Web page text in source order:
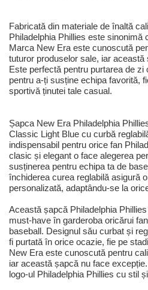
Fabricată din materiale de înaltă
Philadelphia Phillies este sinonimă
Marca New Era este cunoscută
tuturor produselor sale, iar
Este perfectă pentru purtarea de
pentru a-ți susține echipa favorită,
sportivă ținutei tale casual.
Șapca New Era Philadelphia
Classic Light Blue cu curbă
indispensabil pentru orice fan
clasic și elegant o face alegerea
susținerea pentru echipa ta de
închiderea curea reglabilă asigură
personalizată, adaptându-se la
Această șapcă Philadelphia
must-have în garderoba oricărui
baseball. Designul său curbat și
fi purtată în orice ocazie, fie pe
New Era este cunoscută pentru
iar această șapcă nu face
logo-ul Philadelphia Phillies cu stil